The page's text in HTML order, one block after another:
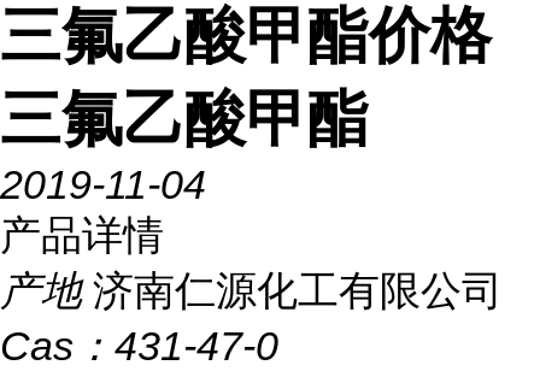
三氟乙酸甲酯价格
三氟乙酸甲酯
2019-11-04
产品详情
产地 济南仁源化工有限公司
Cas： 431-47-0